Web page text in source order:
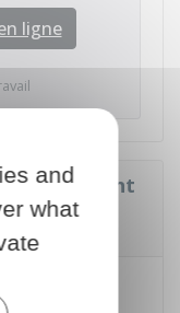
ligne
pendant
à temps
travail
and
what